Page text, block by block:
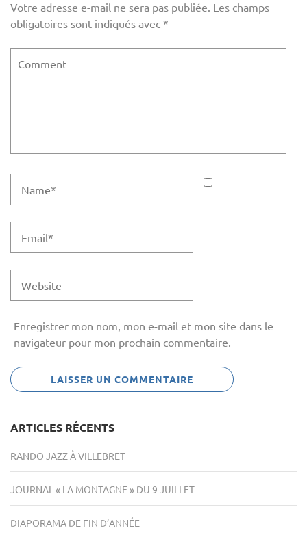
Votre adresse e-mail ne sera pas publiée. Les champs
obligatoires sont indiqués avec *
Enregistrer mon nom, mon e-mail et mon site dans le
navigateur pour mon prochain commentaire.
ARTICLES RÉCENTS
RANDO JAZZ À VILLEBRET
JOURNAL « LA MONTAGNE » DU 9 JUILLET
DIAPORAMA DE FIN D’ANNÉE